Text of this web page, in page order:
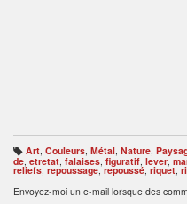
B
ali
s
e
s
Art, Couleurs, Métal, Nature,
de etretat falaises figuratif lever
reliefs repoussage ,repoussé riquet
Envoyez-moi un e-mail lorsque des